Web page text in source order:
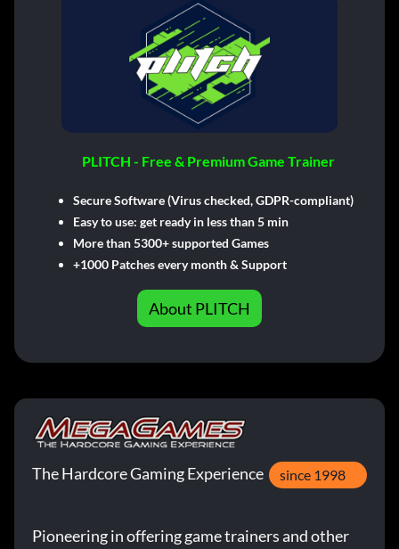
PLITCH - Free & Premium Game Trainer
Secure Software (Virus checked, GDPR-compliant)
Easy to use: get ready in less than 5 min
More than 5300+ supported Games
+1000 Patches every month & Support
About PLITCH
The Hardcore Gaming Experience since 1998
Pioneering in offering game trainers and other